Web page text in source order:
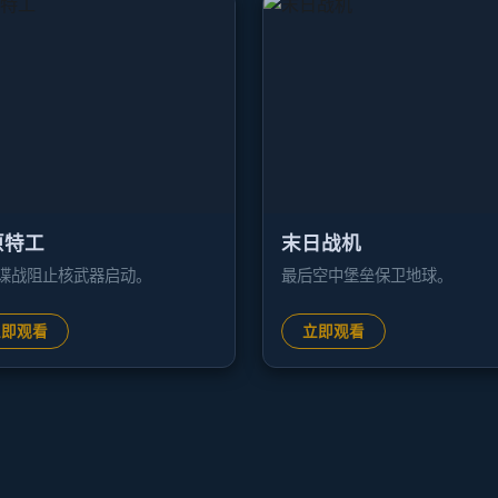
工
战阻止核武器启动。
观看
末日战机
最后空中堡垒保卫地球。
立即观看